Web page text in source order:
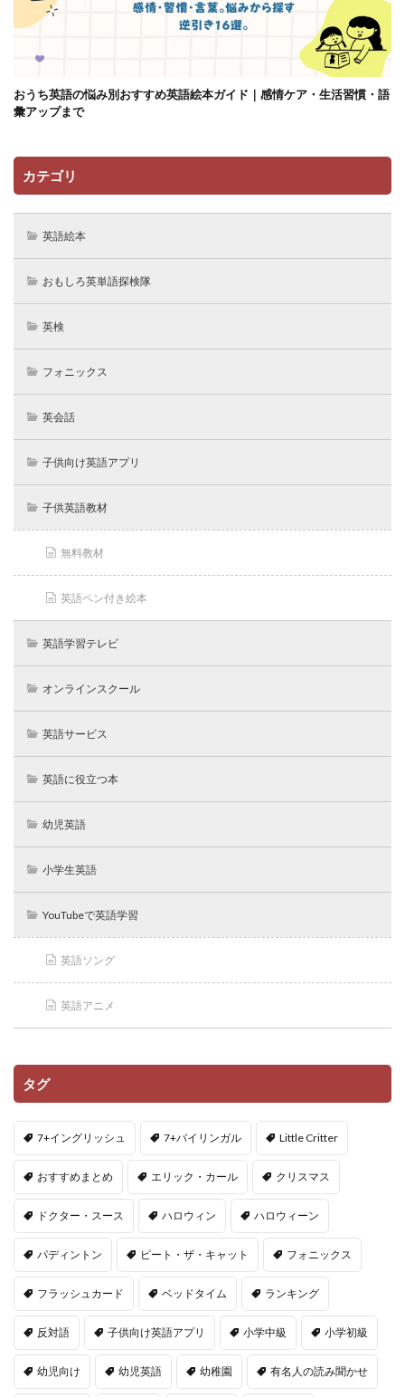
おうち英語の悩み別おすすめ英語絵本ガイド｜感情ケア・生活習慣・語
彙アップまで
カテゴリ
英語絵本
おもしろ英単語探検隊
英検
フォニックス
英会話
子供向け英語アプリ
子供英語教材
無料教材
英語ペン付き絵本
英語学習テレビ
オンラインスクール
英語サービス
英語に役立つ本
幼児英語
小学生英語
YouTubeで英語学習
英語ソング
英語アニメ
タグ
7+イングリッシュ 7+バイリンガル Little Critter
おすすめまとめ エリック・カール クリスマス
ドクター・スース ハロウィン ハロウィーン
パディントン ピート・ザ・キャット フォニックス
フラッシュカード ベッドタイム ランキング
反対語 子供向け英語アプリ 小学中級 小学初級
幼児向け 幼児英語 幼稚園 有名人の読み聞かせ